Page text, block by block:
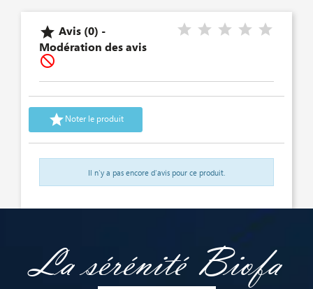
 Avis (0) -
Modération des avis

Noter le produit
Il n'y a pas encore d'avis pour ce produit.
La sérénité Biofa